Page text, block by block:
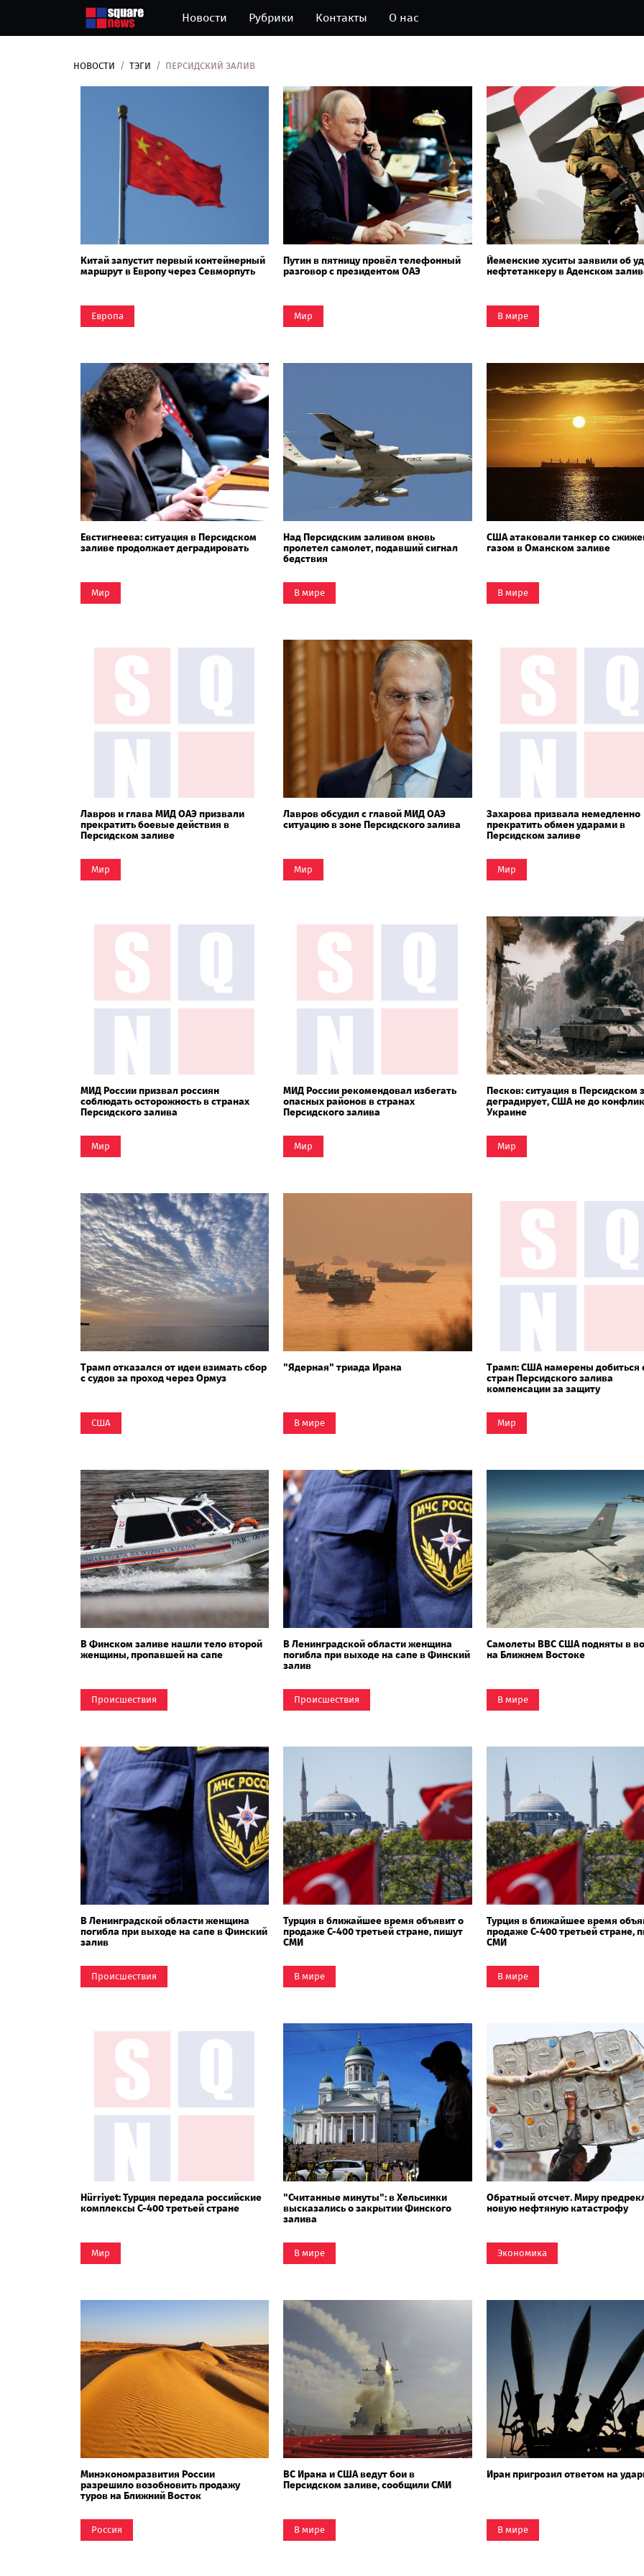
Новости Рубрики Контакты О нас
НОВОСТИ ТЭГИ ПЕРСИДСКИЙ ЗАЛИВ
Китай запустит первый контейнерный
маршрут в Европу через Севморпуть
Европа
Путин в пятницу провёл телефонный
разговор с президентом ОАЭ
Мир
Йеменские хуситы заявили об
нефтетанкеру в Аденском
В мире
Евстигнеева: ситуация в Персидском
заливе продолжает деградировать
Мир
Над Персидским заливом вновь
пролетел самолет, подавший сигнал
бедствия
В мире
США атаковали танкер со
газом в Оманском заливе
В мире
Лавров и глава МИД ОАЭ призвали
прекратить боевые действия в
Персидском заливе
Мир
Лавров обсудил с главой МИД ОАЭ
ситуацию в зоне Персидского залива
Мир
Захарова призвала немедленно
прекратить обмен ударами в
Персидском заливе
Мир
МИД России призвал россиян
соблюдать осторожность в странах
Персидского залива
Мир
МИД России рекомендовал избегать
опасных районов в странах
Персидского залива
Мир
Песков: ситуация в Персидском
деградирует, США не до
Украине
Мир
Трамп отказался от идеи взимать сбор
с судов за проход через Ормуз
США
"Ядерная" триада Ирана
В мире
Трамп: США намерены добиться
стран Персидского залива
компенсации за защиту
Мир
В Финском заливе нашли тело второй
женщины, пропавшей на сапе
Происшествия
В Ленинградской области женщина
погибла при выходе на сапе в Финский
залив
Происшествия
Самолеты ВВС США подняты в
на Ближнем Востоке
В мире
В Ленинградской области женщина
погибла при выходе на сапе в Финский
залив
Происшествия
Турция в ближайшее время объявит о
продаже С-400 третьей стране, пишут
СМИ
В мире
Турция в ближайшее время
продаже С-400 третьей стране,
СМИ
В мире
Hürriyet: Турция передала российские
комплексы С-400 третьей стране
Мир
"Считанные минуты": в Хельсинки
высказались о закрытии Финского
залива
В мире
Обратный отсчет. Миру
новую нефтяную катастрофу
Экономика
Минэкономразвития России
разрешило возобновить продажу
туров на Ближний Восток
Россия
ВС Ирана и США ведут бои в
Персидском заливе, сообщили СМИ
В мире
Иран пригрозил ответом на
В мире